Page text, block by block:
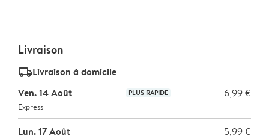
Livraison
delivery_standard_v2Livraison à domicile
Ven. 14 Août
PLUS RAPIDE 6,99 €
Express
Lun. 17 Août 5,99 €